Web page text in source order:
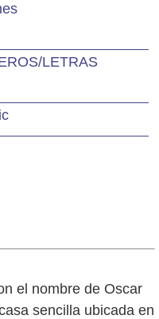
LETRAS
el nombre de Oscar
sencilla ubicada en